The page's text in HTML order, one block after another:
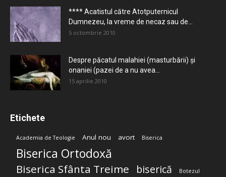
**** Acatistul către Atotputernicul
Dumnezeu, la vreme de necaz sau de...
5 octombrie 2010
Despre păcatul malahiei (masturbării) şi
onaniei (pazei de a nu avea...
15 aprilie 2010
Etichete
Academia de Teologie Anul nou avort Biserica
Biserica Ortodoxă
Biserica Sfânta Treime biserică Botezul